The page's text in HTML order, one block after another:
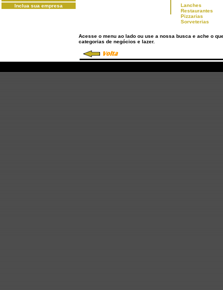
Inclua sua empresa
Lanches
Restaurantes
Pizzarias
Sorveterias
Acesse o menu ao lado ou use a nossa busca e ache o
categorias de negócios e lazer.